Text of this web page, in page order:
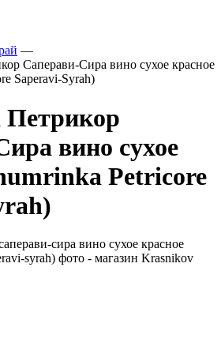
—
Саперави-Сира вино сухое красное
Saperavi-Syrah)
вино сухое
Petricore